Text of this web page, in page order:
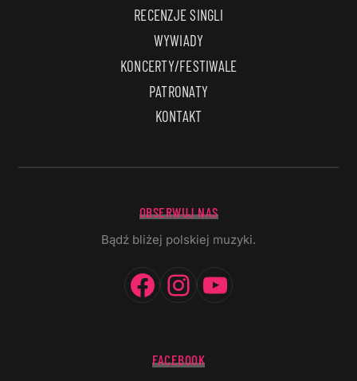
RECENZJE SINGLI
WYWIADY
KONCERTY/FESTIWALE
PATRONATY
KONTAKT
OBSERWUJ NAS
Bądź bliżej polskiej muzyki.
Facebook
Instagram
FACEBOOK